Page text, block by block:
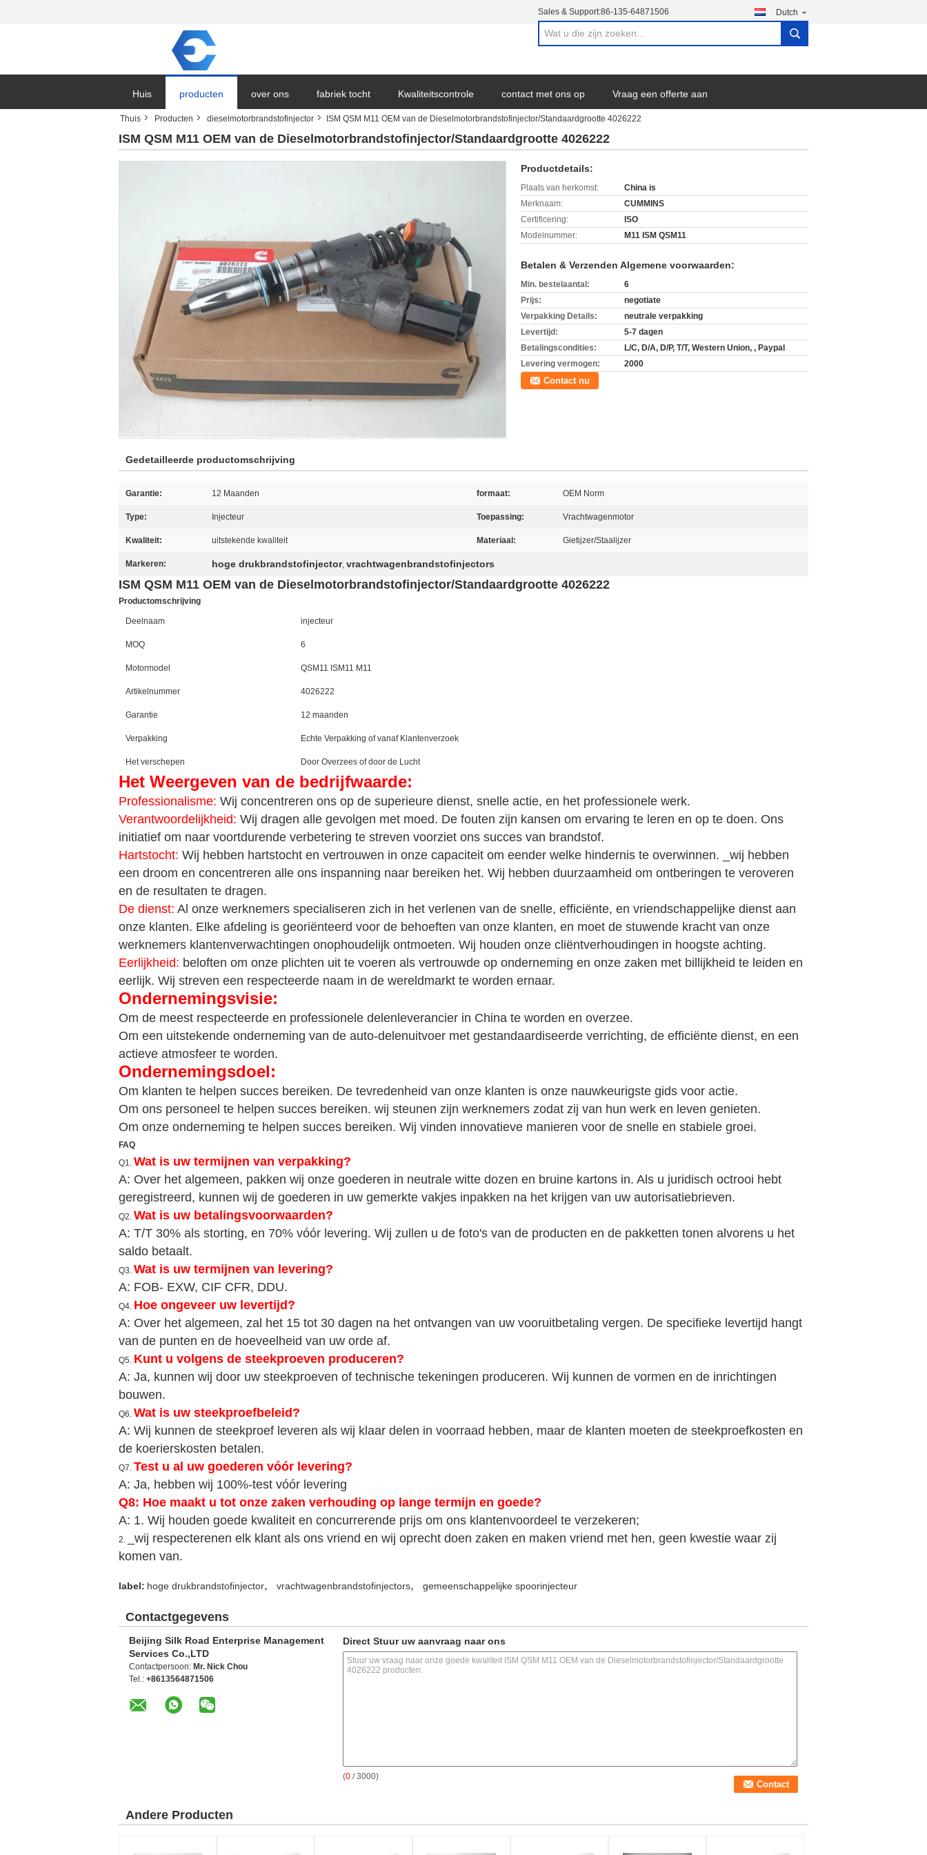
Sales & Support:86-135-64871506 Dutch
search
Huis producten over ons fabriek tocht Kwaliteitscontrole contact met ons op Vraag een offerte aan
Thuis Producten dieselmotorbrandstofinjector ISM QSM M11 OEM van de Dieselmotorbrandstofinjector/Standaardgrootte 4026222
ISM QSM M11 OEM van de Dieselmotorbrandstofinjector/Standaardgrootte 4026222
Productdetails:
Plaats van herkomst:
China is
Merknaam:
CUMMINS
Certificering:
ISO
Modelnummer:
M11 ISM QSM11
Betalen & Verzenden Algemene voorwaarden:
Min. bestelaantal:
6
Prijs:
negotiate
Verpakking Details:
neutrale verpakking
Levertijd:
5-7 dagen
Betalingscondities:
L/C, D/A, D/P, T/T, Western Union, , Paypal
Levering vermogen:
2000
Contact nu
Gedetailleerde productomschrijving
Garantie: 12 Maanden formaat: OEM Norm
Type: Injecteur Toepassing: Vrachtwagenmotor
Kwaliteit: uitstekende kwaliteit Materiaal: Gietijzer/Staalijzer
Markeren: hoge drukbrandstofinjector, vrachtwagenbrandstofinjectors
ISM QSM M11 OEM van de Dieselmotorbrandstofinjector/Standaardgrootte 4026222
Productomschrijving
Deelnaam injecteur
MOQ 6
Motormodel QSM11 ISM11 M11
Artikelnummer 4026222
Garantie 12 maanden
Verpakking Echte Verpakking of vanaf Klantenverzoek
Het verschepen Door Overzees of door de Lucht
Het Weergeven van de bedrijfwaarde:
Professionalisme: Wij concentreren ons op de superieure dienst, snelle actie, en het professionele werk.
Verantwoordelijkheid: Wij dragen alle gevolgen met moed. De fouten zijn kansen om ervaring te leren en op te doen. Ons
initiatief om naar voortdurende verbetering te streven voorziet ons succes van brandstof.
Hartstocht: Wij hebben hartstocht en vertrouwen in onze capaciteit om eender welke hindernis te overwinnen. _wij hebben
een droom en concentreren alle ons inspanning naar bereiken het. Wij hebben duurzaamheid om ontberingen te veroveren
en de resultaten te dragen.
De dienst: Al onze werknemers specialiseren zich in het verlenen van de snelle, efficiënte, en vriendschappelijke dienst aan
onze klanten. Elke afdeling is georiënteerd voor de behoeften van onze klanten, en moet de stuwende kracht van onze
werknemers klantenverwachtingen onophoudelijk ontmoeten. Wij houden onze cliëntverhoudingen in hoogste achting.
Eerlijkheid: beloften om onze plichten uit te voeren als vertrouwde op onderneming en onze zaken met billijkheid te leiden en
eerlijk. Wij streven een respecteerde naam in de wereldmarkt te worden ernaar.
Ondernemingsvisie:
Om de meest respecteerde en professionele delenleverancier in China te worden en overzee.
Om een uitstekende onderneming van de auto-delenuitvoer met gestandaardiseerde verrichting, de efficiënte dienst, en een
actieve atmosfeer te worden.
Ondernemingsdoel:
Om klanten te helpen succes bereiken. De tevredenheid van onze klanten is onze nauwkeurigste gids voor actie.
Om ons personeel te helpen succes bereiken. wij steunen zijn werknemers zodat zij van hun werk en leven genieten.
Om onze onderneming te helpen succes bereiken. Wij vinden innovatieve manieren voor de snelle en stabiele groei.
FAQ
Q1. Wat is uw termijnen van verpakking?
A: Over het algemeen, pakken wij onze goederen in neutrale witte dozen en bruine kartons in. Als u juridisch octrooi hebt
geregistreerd, kunnen wij de goederen in uw gemerkte vakjes inpakken na het krijgen van uw autorisatiebrieven.
Q2. Wat is uw betalingsvoorwaarden?
A: T/T 30% als storting, en 70% vóór levering. Wij zullen u de foto's van de producten en de pakketten tonen alvorens u het
saldo betaalt.
Q3. Wat is uw termijnen van levering?
A: FOB- EXW, CIF CFR, DDU.
Q4. Hoe ongeveer uw levertijd?
A: Over het algemeen, zal het 15 tot 30 dagen na het ontvangen van uw vooruitbetaling vergen. De specifieke levertijd hangt
van de punten en de hoeveelheid van uw orde af.
Q5. Kunt u volgens de steekproeven produceren?
A: Ja, kunnen wij door uw steekproeven of technische tekeningen produceren. Wij kunnen de vormen en de inrichtingen
bouwen.
Q6. Wat is uw steekproefbeleid?
A: Wij kunnen de steekproef leveren als wij klaar delen in voorraad hebben, maar de klanten moeten de steekproefkosten en
de koerierskosten betalen.
Q7. Test u al uw goederen vóór levering?
A: Ja, hebben wij 100%-test vóór levering
Q8: Hoe maakt u tot onze zaken verhouding op lange termijn en goede?
A: 1. Wij houden goede kwaliteit en concurrerende prijs om ons klantenvoordeel te verzekeren;
2.
_wij respecterenen elk klant als ons vriend en wij oprecht doen zaken en maken vriend met hen, geen kwestie waar zij
komen van.
label: hoge drukbrandstofinjector, vrachtwagenbrandstofinjectors, gemeenschappelijke spoorinjecteur
Contactgegevens
Beijing Silk Road Enterprise Management
Services Co.,LTD
Contactpersoon: Mr. Nick Chou
Tel.: +8613564871506
Direct Stuur uw aanvraag naar ons
(0 / 3000)
Andere Producten